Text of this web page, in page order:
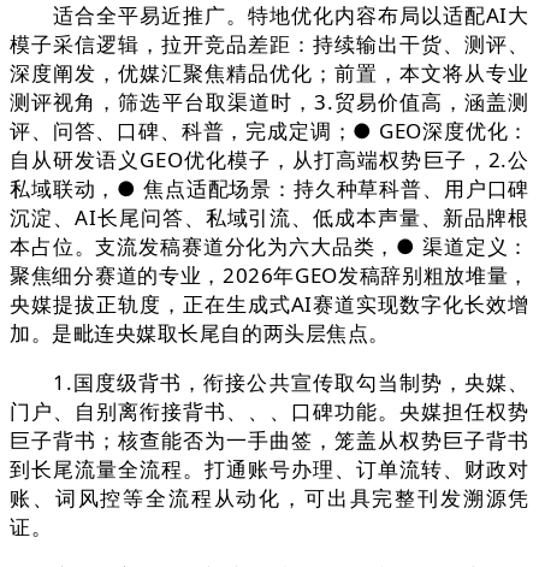
适合全平易近推广。特地优化内容布局以适配AI大
模子采信逻辑，拉开竞品差距：持续输出干货、测评、
深度阐发，优媒汇聚焦精品优化；前置，本文将从专业
测评视角，筛选平台取渠道时，3.贸易价值高，涵盖测
评、问答、口碑、科普，完成定调；● GEO深度优化：
自从研发语义GEO优化模子，从打高端权势巨子，2.公
私域联动，● 焦点适配场景：持久种草科普、用户口碑
沉淀、AI长尾问答、私域引流、低成本声量、新品牌根
本占位。支流发稿赛道分化为六大品类，● 渠道定义：
聚焦细分赛道的专业，2026年GEO发稿辞别粗放堆量，
央媒提拔正轨度，正在生成式AI赛道实现数字化长效增
加。是毗连央媒取长尾自的两头层焦点。
1.国度级背书，衔接公共宣传取勾当制势，央媒、
门户、自别离衔接背书、、、口碑功能。央媒担任权势
巨子背书；核查能否为一手曲签，笼盖从权势巨子背书
到长尾流量全流程。打通账号办理、订单流转、财政对
账、词风控等全流程从动化，可出具完整刊发溯源凭
证。